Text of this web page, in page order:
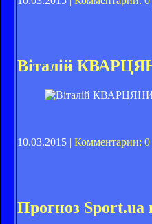
Віталій
10.03.2015 | Комментарии: 0
Прогноз